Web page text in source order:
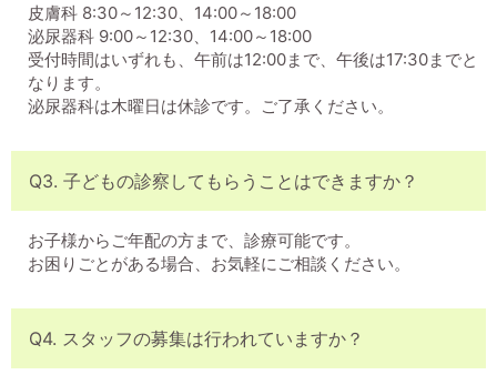
皮膚科 8:30～12:30、14:00～18:00
泌尿器科 9:00～12:30、14:00～18:00
受付時間はいずれも、午前は12:00まで、午後は17:30までと
なります。
泌尿器科は木曜日は休診です。ご了承ください。
Q3. 子どもの診察してもらうことはできますか？
お子様からご年配の方まで、診療可能です。
お困りごとがある場合、お気軽にご相談ください。
Q4. スタッフの募集は行われていますか？